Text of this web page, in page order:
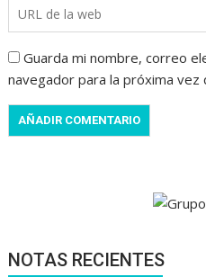
Guarda mi nombre, correo
navegador para la próxima vez
NOTAS RECIENTES